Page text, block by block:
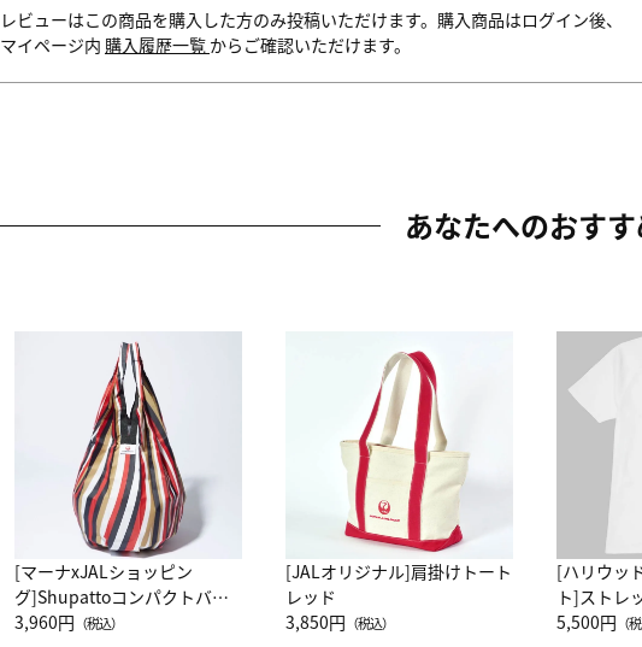
レビューはこの商品を購入した方のみ投稿いただけます。購入商品はログイン後、
マイページ内 購入履歴一覧 からご確認いただけます。
あなたへのおす
[マーナxJALショッピン
グ]Shupattoコンパクトバッ
グ Drop JAL客室乗務員
3,960円 （税込）
[JALオリジナル]肩掛けトート
レッド
3,850円 （税込）
[ハリウッ
ト]ストレ
ーネック
5,500円 （